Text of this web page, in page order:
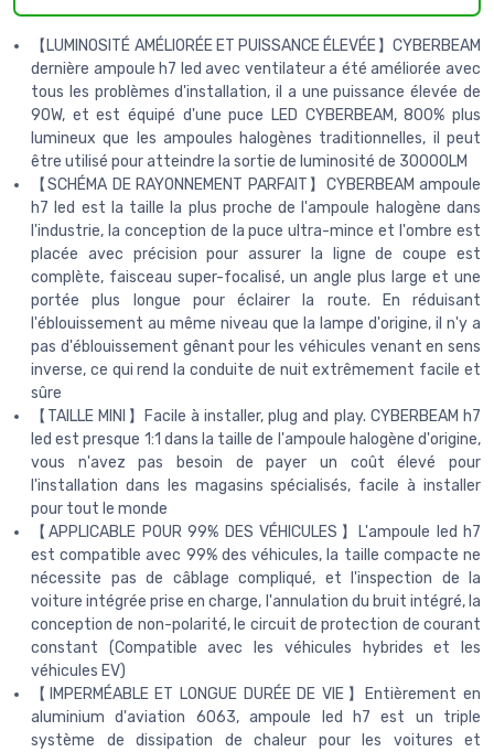
【LUMINOSITÉ AMÉLIORÉE ET PUISSANCE ÉLEVÉE】CYBERBEAM
dernière ampoule h7 led avec ventilateur a été améliorée avec
tous les problèmes d'installation, il a une puissance élevée de
90W, et est équipé d'une puce LED CYBERBEAM, 800% plus
lumineux que les ampoules halogènes traditionnelles, il peut
être utilisé pour atteindre la sortie de luminosité de 30000LM
【SCHÉMA DE RAYONNEMENT PARFAIT】CYBERBEAM ampoule
h7 led est la taille la plus proche de l'ampoule halogène dans
l'industrie, la conception de la puce ultra-mince et l'ombre est
placée avec précision pour assurer la ligne de coupe est
complète, faisceau super-focalisé, un angle plus large et une
portée plus longue pour éclairer la route. En réduisant
l'éblouissement au même niveau que la lampe d'origine, il n'y a
pas d'éblouissement gênant pour les véhicules venant en sens
inverse, ce qui rend la conduite de nuit extrêmement facile et
sûre
【TAILLE MINI】Facile à installer, plug and play. CYBERBEAM h7
led est presque 1:1 dans la taille de l'ampoule halogène d'origine,
vous n'avez pas besoin de payer un coût élevé pour
l'installation dans les magasins spécialisés, facile à installer
pour tout le monde
【APPLICABLE POUR 99% DES VÉHICULES】L'ampoule led h7
est compatible avec 99% des véhicules, la taille compacte ne
nécessite pas de câblage compliqué, et l'inspection de la
voiture intégrée prise en charge, l'annulation du bruit intégré, la
conception de non-polarité, le circuit de protection de courant
constant (Compatible avec les véhicules hybrides et les
véhicules EV)
【IMPERMÉABLE ET LONGUE DURÉE DE VIE】Entièrement en
aluminium d'aviation 6063, ampoule led h7 est un triple
système de dissipation de chaleur pour les voitures et